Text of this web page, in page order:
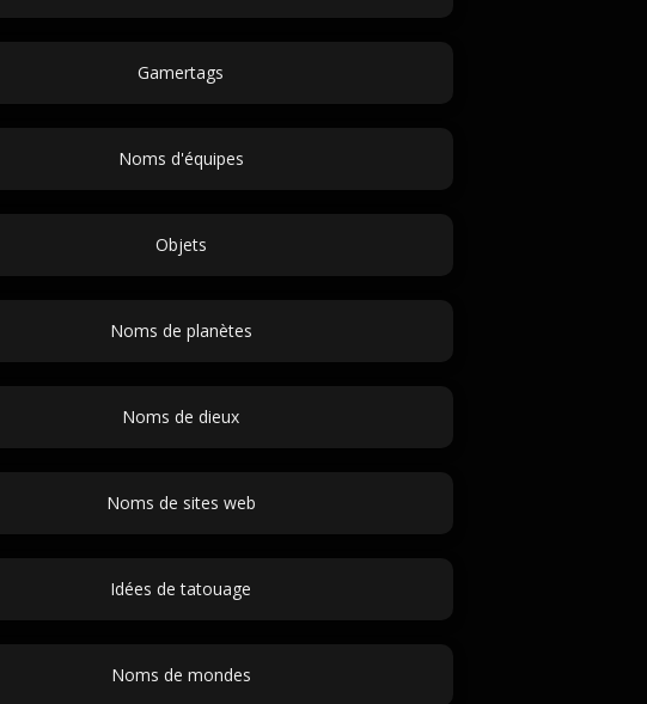
Gamertags
Noms d'équipes
Objets
Noms de planètes
Noms de dieux
Noms de sites web
Idées de tatouage
Noms de mondes